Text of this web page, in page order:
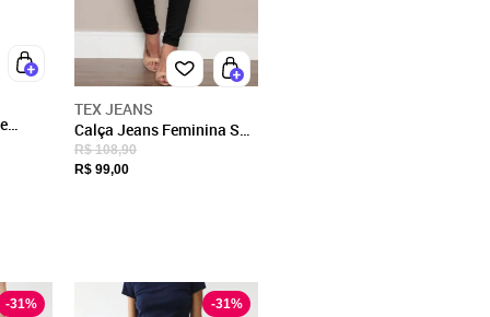
TEX JEANS
Calça Jeans Feminina SK
JEANS Skinny Preta
R$ 108,90
R$ 99,00
-31% -31%